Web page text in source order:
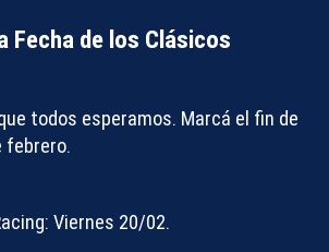
Fecha de los Clásicos
todos esperamos. Marcá el fin de
febrero.
Viernes 20/02.